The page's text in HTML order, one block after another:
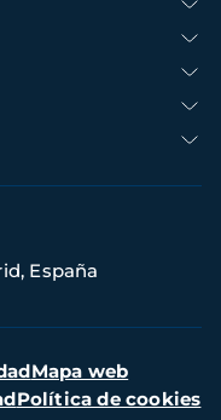
España
Mapa web
Política de cookies